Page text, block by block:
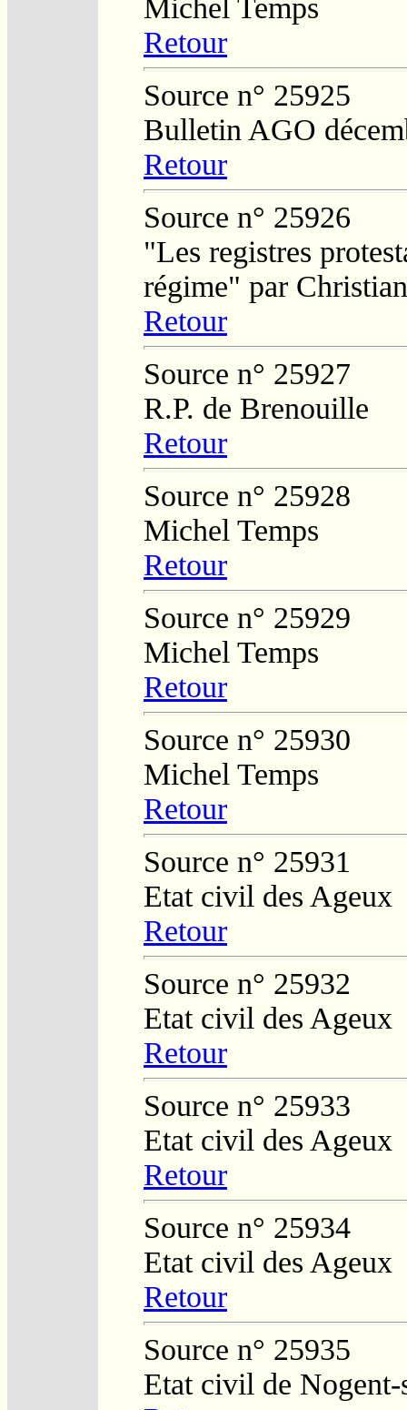
Michel Temps
Retour
Source n° 25925
Bulletin AGO
Retour
Source n° 25926
"Les registres
régime" par
Retour
Source n° 25927
R.P. de Brenouille
Retour
Source n° 25928
Michel Temps
Retour
Source n° 25929
Michel Temps
Retour
Source n° 25930
Michel Temps
Retour
Source n° 25931
Etat civil des Ageux
Retour
Source n° 25932
Etat civil des Ageux
Retour
Source n° 25933
Etat civil des Ageux
Retour
Source n° 25934
Etat civil des Ageux
Retour
Source n° 25935
Etat civil de Nogent-